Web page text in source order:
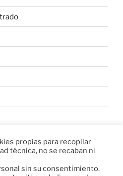
propias para recopilar
técnica, no se recaban ni
sin su consentimiento.